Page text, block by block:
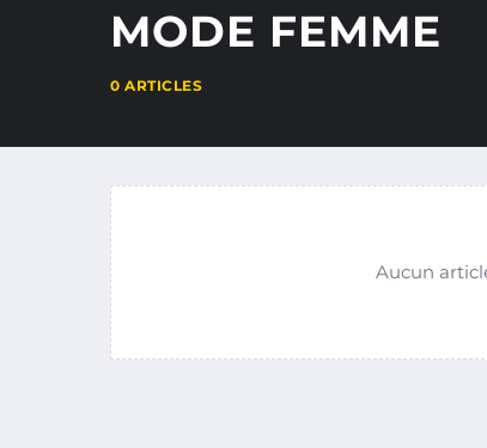
MODE FEMME
0 ARTICLES
Aucun